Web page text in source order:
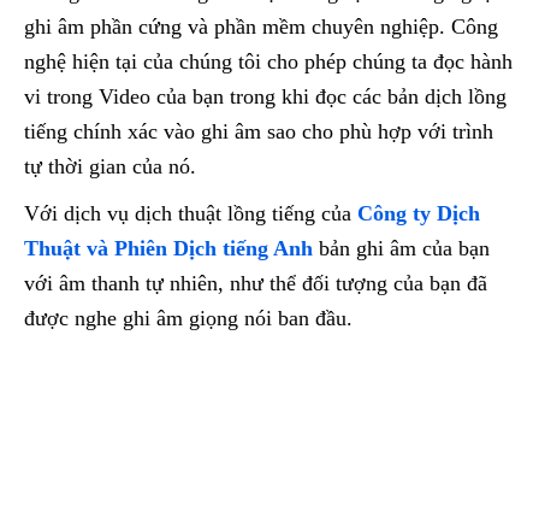
ghi âm phần cứng và phần mềm chuyên nghiệp. Công
nghệ hiện tại của chúng tôi cho phép chúng ta đọc hành
vi trong Video của bạn trong khi đọc các bản dịch lồng
tiếng chính xác vào ghi âm sao cho phù hợp với trình
tự thời gian của nó.
Với dịch vụ dịch thuật lồng tiếng của Công ty Dịch
Thuật và Phiên Dịch tiếng Anh bản ghi âm của bạn
với âm thanh tự nhiên, như thể đối tượng của bạn đã
được nghe ghi âm giọng nói ban đầu.